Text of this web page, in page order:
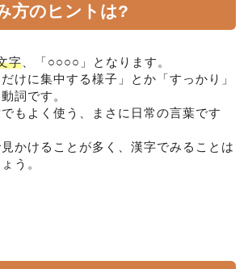
方のヒントは?
字 、「○○○○」となります。
けに集中する様子」とか「すっかり」
詞です。
もよく使う、まさに日常の言葉です
かけることが多く、漢字でみることは
う。